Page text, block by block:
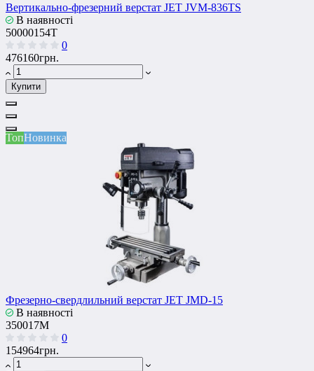
Вертикально-фрезерний верстат JET JVM-836TS
В наявності
50000154T
0
476160грн.
Купити
ТопНовинка
Фрезерно-свердлильний верстат JET JMD-15
В наявності
350017M
0
154964грн.